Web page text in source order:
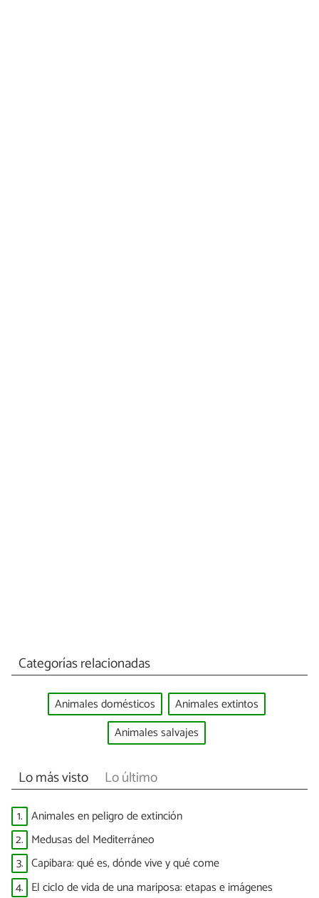
Categorías relacionadas
Animales domésticos
Animales extintos
Animales salvajes
Lo más visto Lo último
1. Animales en peligro de extinción
2. Medusas del Mediterráneo
3. Capibara: qué es, dónde vive y qué come
4. El ciclo de vida de una mariposa: etapas e imágenes